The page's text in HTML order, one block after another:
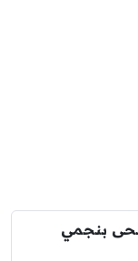
بنجمي